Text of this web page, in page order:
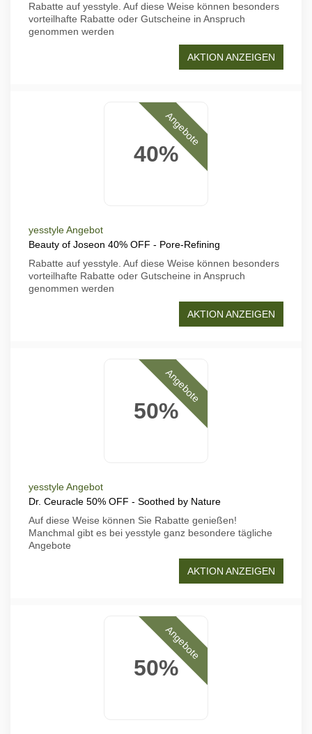
Rabatte auf yesstyle. Auf diese Weise können besonders
vorteilhafte Rabatte oder Gutscheine in Anspruch
genommen werden
AKTION ANZEIGEN
40%
Angebote
yesstyle Angebot
Beauty of Joseon 40% OFF - Pore-Refining
Rabatte auf yesstyle. Auf diese Weise können besonders
vorteilhafte Rabatte oder Gutscheine in Anspruch
genommen werden
AKTION ANZEIGEN
50%
Angebote
yesstyle Angebot
Dr. Ceuracle 50% OFF - Soothed by Nature
Auf diese Weise können Sie Rabatte genießen!
Manchmal gibt es bei yesstyle ganz besondere tägliche
Angebote
AKTION ANZEIGEN
50%
Angebote